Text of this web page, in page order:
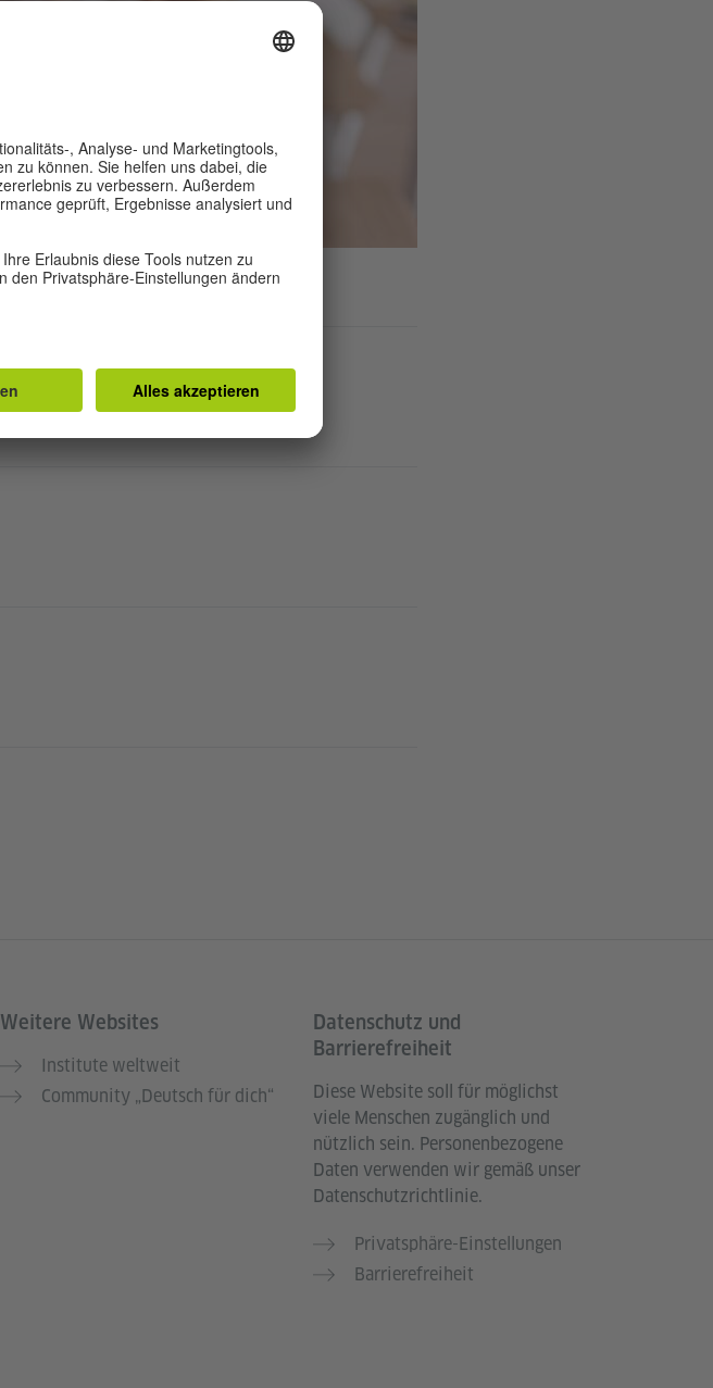
Weitere Websites
Institute weltweit
Community „Deutsch für dich“
Datenschutz und
Barrierefreiheit
Diese Website soll für möglichst
viele Menschen zugänglich und
nützlich sein. Personenbezogene
Daten verwenden wir gemäß unser
Datenschutzrichtlinie.
Privatsphäre-Einstellungen
Barrierefreiheit